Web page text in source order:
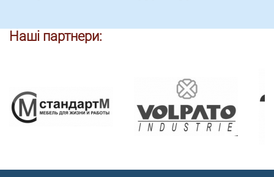
Наші партнери: